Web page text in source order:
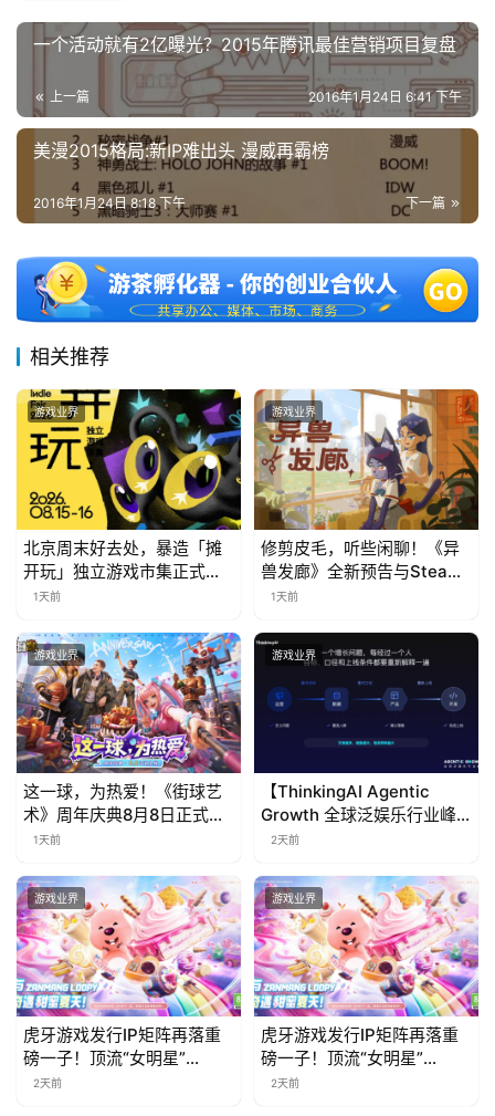
一个活动就有2亿曝光？2015年腾讯最佳营销项目复盘
上一篇 2016年1月24日 6:41 下午
美漫2015格局:新IP难出头 漫威再霸榜
下一篇
2016年1月24日 8:18 下午
相关推荐
游戏业界
北京周末好去处，暴造「摊
开玩」独立游戏市集正式开
票！
1天前
游戏业界
修剪皮毛，听些闲聊！《异
兽发廊》全新预告与Steam
免费试玩公开
1天前
游戏业界
这一球，为热爱！《街球艺
术》周年庆典8月8日正式上
线，多重福利与全新内容同
1天前
游戏业界
【ThinkingAI Agentic
Growth 全球泛娱乐行业峰
会】Agent 时代，人到底负
2天前
游戏业界
虎牙游戏发行IP矩阵再落重
磅一子！顶流“女明星”
ZANMANG LOOPY 正版3D
2天前
游戏业界
虎牙游戏发行IP矩阵再落重
磅一子！顶流“女明星”
ZANMANG LOOPY 正版3D
2天前